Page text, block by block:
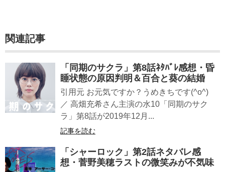
関連記事
「同期のサクラ」第8話ﾈﾀﾊﾞﾚ感想・昏
睡状態の原因判明＆百合と葵の結婚
引用元 お元気ですか？うめきちです(^o^)
／ 高畑充希さん主演の水10「同期のサク
ラ」第8話が2019年12月...
記事を読む
「シャーロック」第2話ネタバレ感
想・菅野美穂ラストの微笑みが不気味